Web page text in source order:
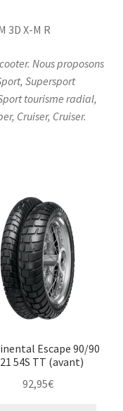
3D X-M R
Nous proposons
Supersport
tourisme radial,
Cruiser, Cruiser.
Escape 90/90
54S TT (avant)
92,95€